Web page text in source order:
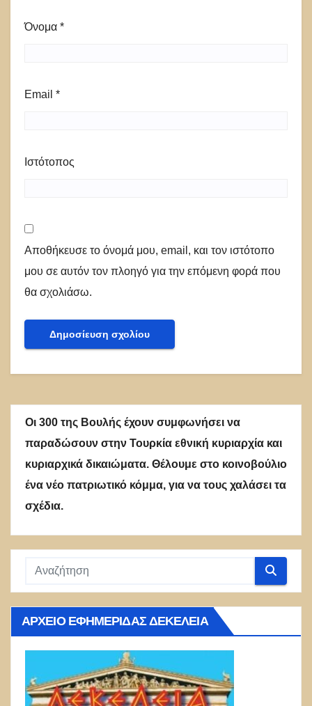
Όνομα *
Email *
Ιστότοπος
Αποθήκευσε το όνομά μου, email, και τον ιστότοπο
μου σε αυτόν τον πλοηγό για την επόμενη φορά που
θα σχολιάσω.
Οι 300 της Βουλής έχουν συμφωνήσει να
παραδώσουν στην Τουρκία εθνική κυριαρχία και
κυριαρχικά δικαιώματα. Θέλουμε στο κοινοβούλιο
ένα νέο πατριωτικό κόμμα, για να τους χαλάσει τα
σχέδια.
ΑΡΧΕΊΟ ΕΦΗΜΕΡΊΔΑΣ ΔΕΚΈΛΕΙΑ